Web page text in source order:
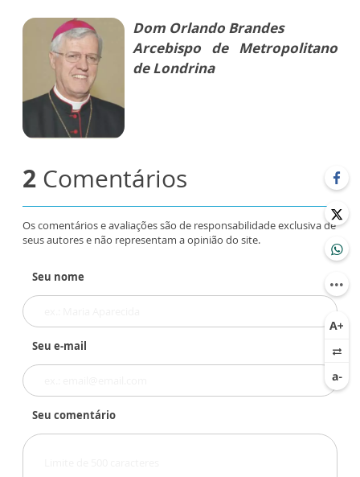
Dom Orlando Brandes
Arcebispo de Metropolitano
de Londrina
2 Comentários
Os comentários e avaliações são de responsabilidade exclusiva de
seus autores e não representam a opinião do site.
Seu nome
Seu e-mail
Seu comentário